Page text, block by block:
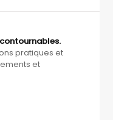
pratiques et
et